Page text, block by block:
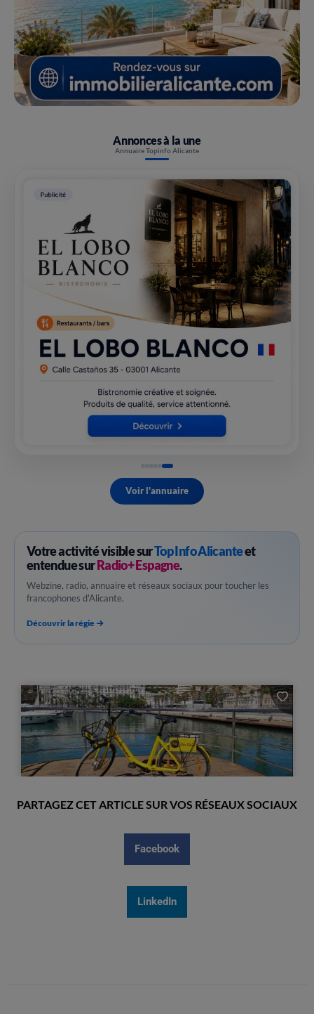
Annonces à la une
Annuaire Topinfo Alicante
Voir l'annuaire
Votre activité visible surTop Info Alicanteet
entendue surRadio+ Espagne.
Webzine, radio, annuaire et réseaux sociaux pour toucher les
francophones d'Alicante.
Découvrir la régie
PARTAGEZ CET ARTICLE SUR VOS RÉSEAUX SOCIAUX
Facebook
LinkedIn